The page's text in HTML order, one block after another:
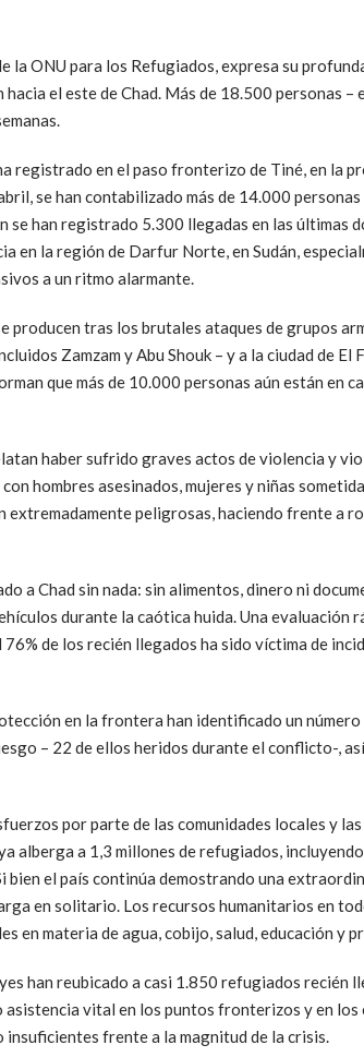
la ONU para los Refugiados, expresa su
el este de Chad. Más de 18.500 personas
registrado en el paso fronterizo de Tiné, en la
se han contabilizado más de 14.000
se han registrado 5.300 llegadas en las últimas
en la región de Darfur Norte, en Sudán,
a un ritmo alarmante.
producen tras los brutales ataques de grupos
Zamzam y Abu Shouk – y a la ciudad de
que más de 10.000 personas aún están en
haber sufrido graves actos de violencia y
hombres asesinados, mujeres y niñas
extremadamente peligrosas, haciendo frente a
a Chad sin nada: sin alimentos, dinero ni
durante la caótica huida. Una evaluación
76% de los recién llegados ha sido víctima de
en la frontera han identificado un
– 22 de ellos heridos durante el conflicto-,
por parte de las comunidades locales y
alberga a 1,3 millones de refugiados,
bien el país continúa demostrando una
en solitario. Los recursos humanitarios en
en materia de agua, cobijo, salud, educación y
han reubicado a casi 1.850 refugiados recién
vital en los puntos fronterizos y en los
frente a la magnitud de la crisis.